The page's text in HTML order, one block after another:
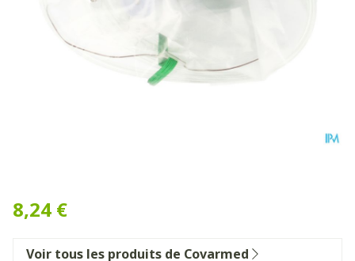
8,24 €
Voir tous les produits de Covarmed